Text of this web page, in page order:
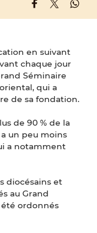
en suivant
chaque jour
Séminaire
qui a
de sa fondation.
de 90 % de la
un peu moins
a notamment
diocésains et
au Grand
été ordonnés